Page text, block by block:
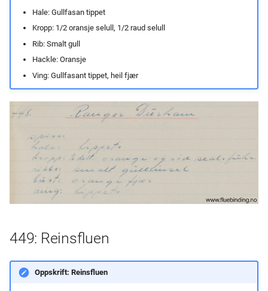
Hale: Gullfasan tippet
Kropp: 1/2 oransje selull, 1/2 raud selull
Rib: Smalt gull
Hackle: Oransje
Ving: Gullfasant tippet, heil fjær
449: Reinsfluen
Oppskrift: Reinsfluen